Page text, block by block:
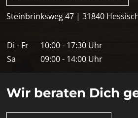
Steinbrinksweg 47 | 31840
Di - Fr
10:00 - 17:30 Uhr
Sa
09:00 - 14:00 Uhr
Wir beraten Dich